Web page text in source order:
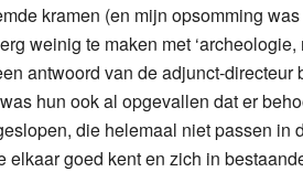
kramen (en mijn opsomming
weinig te maken met
antwoord van de adjunct-directeur
hun ook al opgevallen dat er
die helemaal niet passen in
goed kent en zich in